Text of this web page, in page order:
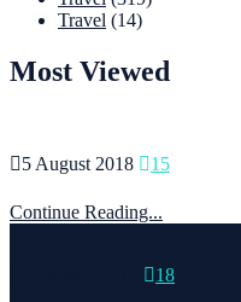
Travel (14)
Most Viewed
5 August 2018 15
Continue Reading...
18